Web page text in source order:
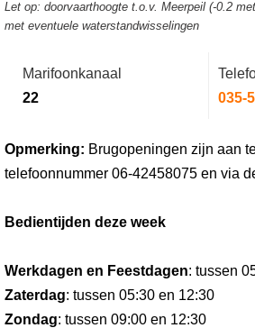
Let op: doorvaarthoogte t.o.v. Meerpeil (-0.2
met eventuele waterstandwisselingen
Marifoonkanaal
22
035-
Opmerking: Brugopeningen zijn aan
telefoonnummer 06-42458075 en via
Bedientijden deze week
Werkdagen en Feestdagen: tussen
Zaterdag: tussen 05:30 en 12:30
Zondag: tussen 09:00 en 12:30